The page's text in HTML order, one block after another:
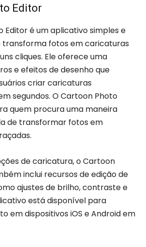
Editor
Editor é um aplicativo simples e
transforma fotos em caricaturas
cliques. Ele oferece uma
e efeitos de desenho que
criar caricaturas
segundos. O Cartoon Photo
quem procura uma maneira
de transformar fotos em
de caricatura, o Cartoon
inclui recursos de edição de
ajustes de brilho, contraste e
está disponível para
em dispositivos iOS e Android em